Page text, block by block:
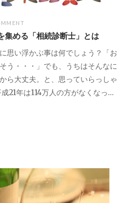
集める「相続診断士」とは
思い浮かぶ事は何でしょう？「お
う・・・」でも、うちはそんなに
ら大丈夫。と、思っていらっしゃ
21年は114万人の方がなくなっ...